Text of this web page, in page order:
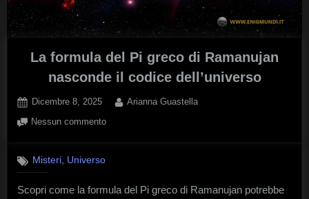
La formula del Pi greco di Ramanujan
nasconde il codice dell’universo
Posted
on
Dicembre 8, 2025 By
Arianna Guastella
Nessun commentosu
greco
Misteri, Universo
Scopri come la formula del Pi greco di Ramanujan potrebbe